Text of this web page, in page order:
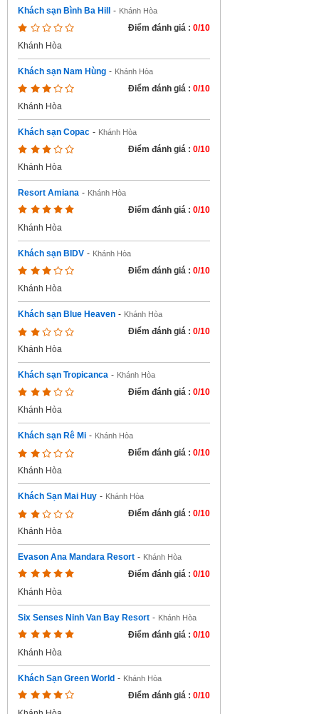
Khách sạn Bình Ba Hill - Khánh Hòa
Điểm đánh giá : 0/10
Khánh Hòa
Khách sạn Nam Hùng - Khánh Hòa
Điểm đánh giá : 0/10
Khánh Hòa
Khách sạn Copac - Khánh Hòa
Điểm đánh giá : 0/10
Khánh Hòa
Resort Amiana - Khánh Hòa
Điểm đánh giá : 0/10
Khánh Hòa
Khách sạn BIDV - Khánh Hòa
Điểm đánh giá : 0/10
Khánh Hòa
Khách sạn Blue Heaven - Khánh Hòa
Điểm đánh giá : 0/10
Khánh Hòa
Khách sạn Tropicanca - Khánh Hòa
Điểm đánh giá : 0/10
Khánh Hòa
Khách sạn Rê Mi - Khánh Hòa
Điểm đánh giá : 0/10
Khánh Hòa
Khách Sạn Mai Huy - Khánh Hòa
Điểm đánh giá : 0/10
Khánh Hòa
Evason Ana Mandara Resort - Khánh Hòa
Điểm đánh giá : 0/10
Khánh Hòa
Six Senses Ninh Van Bay Resort - Khánh Hòa
Điểm đánh giá : 0/10
Khánh Hòa
Khách Sạn Green World - Khánh Hòa
Điểm đánh giá : 0/10